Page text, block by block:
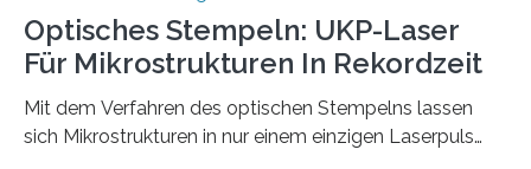
Optisches Stempeln: UKP-Laser
Für Mikrostrukturen In Rekordzeit
Mit dem Verfahren des optischen Stempelns lassen
sich Mikrostrukturen in nur einem einzigen Laserpuls